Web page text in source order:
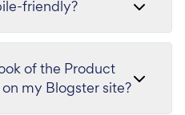
friendly?
of the Product
my Blogster site?